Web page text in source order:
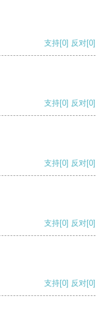
支持[0] 反对[0]
支持[0] 反对[0]
支持[0] 反对[0]
支持[0] 反对[0]
支持[0] 反对[0]